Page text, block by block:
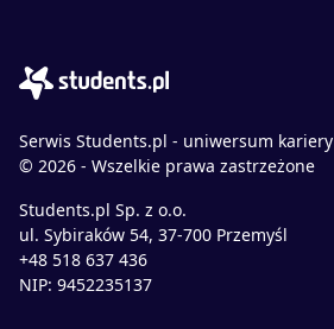
Serwis Students.pl - uniwersum kariery
© 2026 - Wszelkie prawa zastrzeżone
Students.pl Sp. z o.o.
ul. Sybiraków 54, 37-700 Przemyśl
+48 518 637 436
NIP: 9452235137